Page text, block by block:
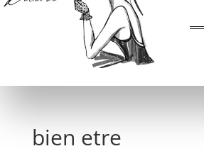
bien etre